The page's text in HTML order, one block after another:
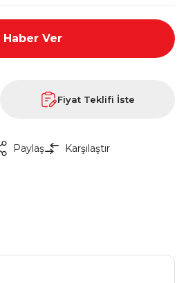
Ver
Fiyat Teklifi İste
Paylaş Karşılaştır